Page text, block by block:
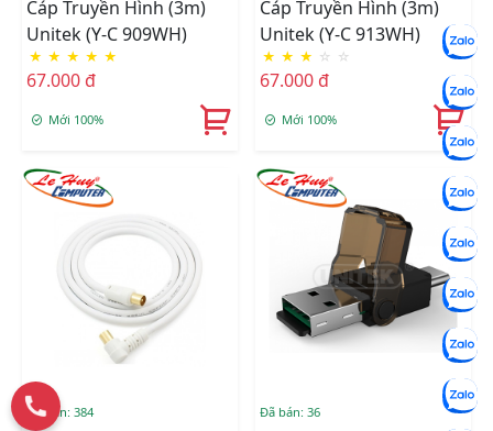
Cáp Truyền Hình (3m)
Unitek (Y-C 909WH)
★ ★ ★ ★ ★
67.000 đ
Mới 100%
Cáp Truyền Hình (3m)
Unitek (Y-C 913WH)
★ ★ ★ ☆ ☆
67.000 đ
Mới 100%
Đã bán: 384 Đã bán: 36